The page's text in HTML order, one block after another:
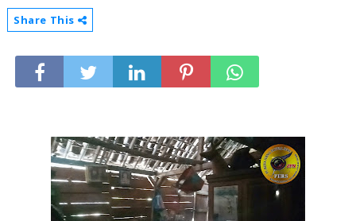
Share This